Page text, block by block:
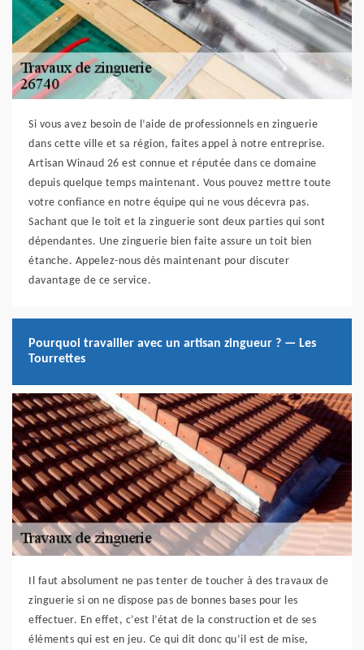
Si vous avez besoin de l’aide de professionnels en zinguerie
dans cette ville et sa région, faites appel à notre entreprise.
Artisan Winaud 26 est connue et réputée dans ce domaine
depuis quelque temps maintenant. Vous pouvez mettre toute
votre confiance en notre équipe qui ne vous décevra pas.
Sachant que le toit et la zinguerie sont deux parties qui sont
dépendantes. Une zinguerie bien faite assure un toit bien
étanche. Appelez-nous dès maintenant pour discuter
davantage de ce service.
Pourquoi travailler avec un artisan zingueur ? — Les
Tourrettes
Il faut absolument ne pas tenter de toucher à des travaux de
zinguerie si on ne dispose pas de bonnes bases pour les
effectuer. En effet, c’est l’état de la construction et de ses
éléments qui est en jeu. Ce qui dit donc qu’il est de mise,